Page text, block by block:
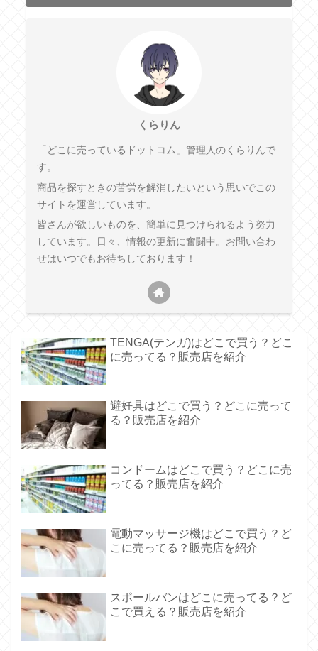
くらりん
「どこに売っているドットコム」管理人のくらりんで
す。
商品を探すときの苦労を解消したいという思いでこの
サイトを運営しています。
皆さんが欲しいものを、簡単に見つけられるよう努力
しています。日々、情報の更新に奮闘中。お問い合わ
せはいつでもお待ちしております！
TENGA(テンガ)はどこで買う？どこ
に売ってる？販売店を紹介
避妊具はどこで買う？どこに売って
る？販売店を紹介
コンドームはどこで買う？どこに売
ってる？販売店を紹介
電動マッサージ機はどこで買う？ど
こに売ってる？販売店を紹介
スポールバンはどこに売ってる？ど
こで買える？販売店を紹介